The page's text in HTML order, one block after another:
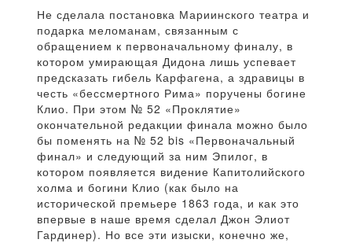
Не сделала постановка Мариинского театра и
подарка меломанам, связанным с
обращением к первоначальному финалу, в
котором умирающая Дидона лишь успевает
предсказать гибель Карфагена, а здравицы в
честь «бессмертного Рима» поручены богине
Клио. При этом № 52 «Проклятие»
окончательной редакции финала можно было
бы поменять на № 52 bis «Первоначальный
финал» и следующий за ним Эпилог, в
котором появляется видение Капитолийского
холма и богини Клио (как было на
исторической премьере 1863 года, и как это
впервые в наше время сделал Джон Элиот
Гардинер). Но все эти изыски, конечно же,